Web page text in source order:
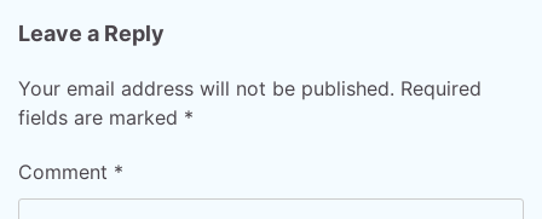
Leave a Reply
Your email address will not be published. Required
fields are marked *
Comment *